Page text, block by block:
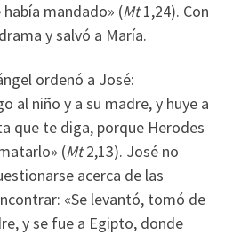
mandado» (Mt1,24). Con
y salvó a María.
ordenó a José:
al niño y a su madre, y huye a
que te diga, porque Herodes
(Mt2,13). José no
acerca de las
«Se levantó, tomó de
y se fue a Egipto, donde